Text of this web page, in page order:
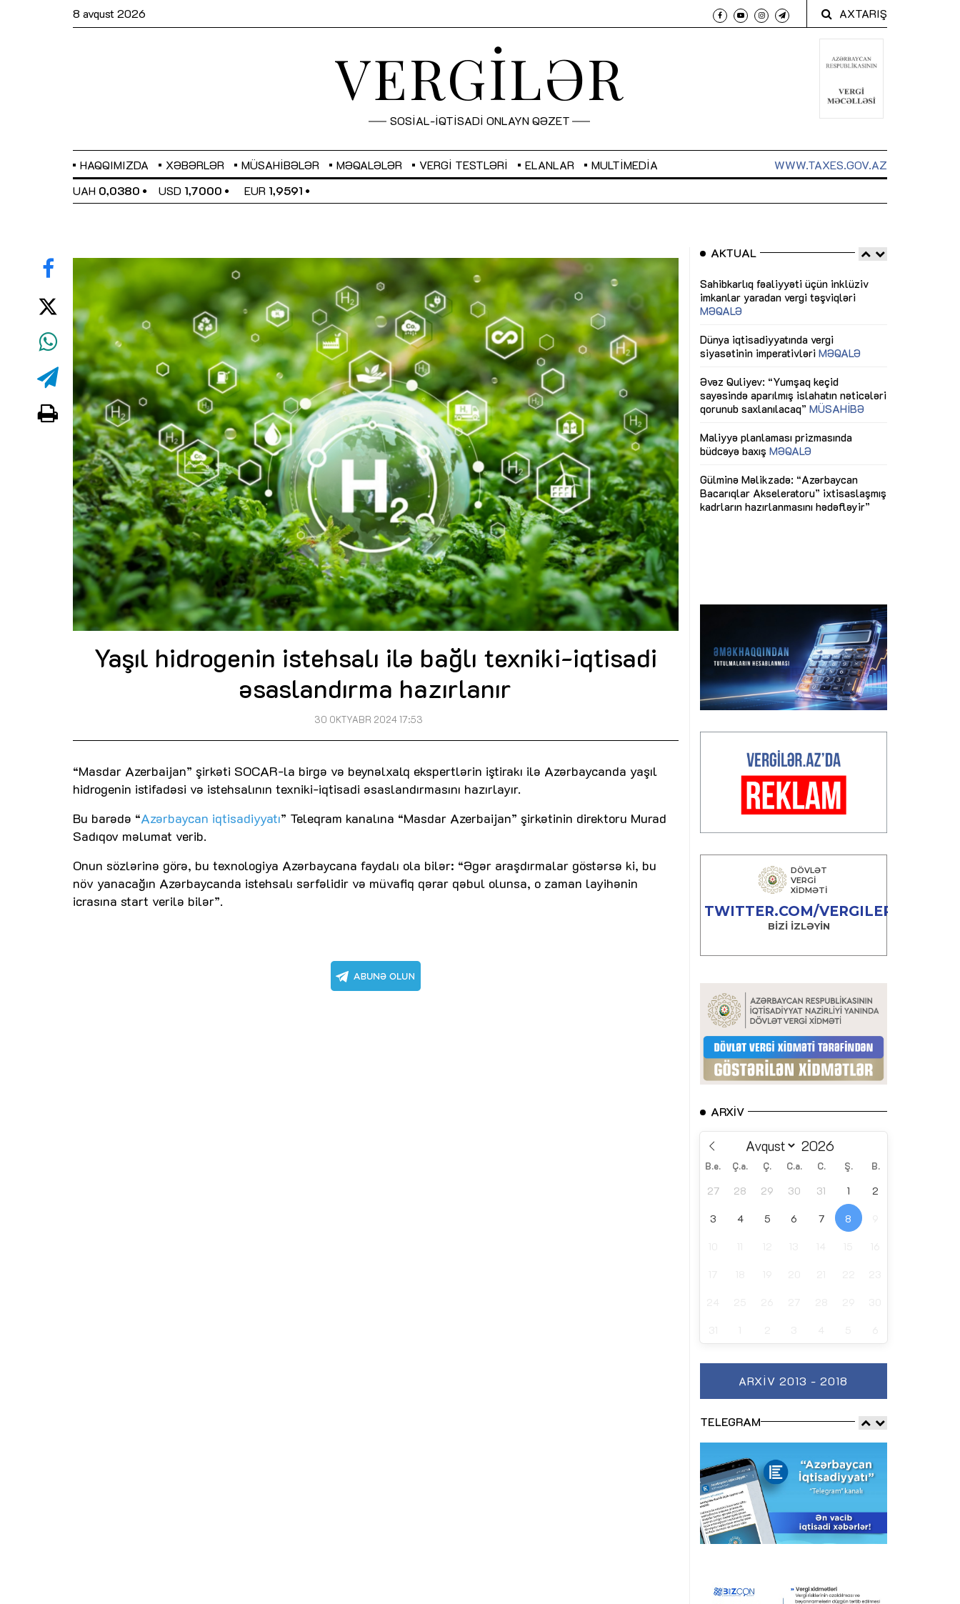
8 avqust 2026 AXTARIŞ
VERGİLƏR
SOSİAL-İQTİSADİ ONLAYN QƏZET
HAQQIMIZDA XƏBƏRLƏR MÜSAHIBƏLƏR MƏQALƏLƏR VERGI TESTLƏRI ELANLAR MULTIMEDIA
WWW.TAXES.GOV.AZ
UAH 0,0380 USD 1,7000 EUR 1,9591
Yaşıl hidrogenin istehsalı ilə bağlı texniki-iqtisadi
əsaslandırma hazırlanır
30 OKTYABR 2024 17:53
“Masdar Azerbaijan” şirkəti SOCAR-la birgə və beynəlxalq ekspertlərin iştirakı ilə Azərbaycanda yaşıl
hidrogenin istifadəsi və istehsalının texniki-iqtisadi əsaslandırmasını hazırlayır.
Bu barədə “Azərbaycan iqtisadiyyatı” Teleqram kanalına “Masdar Azerbaijan” şirkətinin direktoru Murad
Sadıqov məlumat verib.
Onun sözlərinə görə, bu texnologiya Azərbaycana faydalı ola bilər: “Əgər araşdırmalar göstərsə ki, bu
növ yanacağın Azərbaycanda istehsalı sərfəlidir və müvafiq qərar qəbul olunsa, o zaman layihənin
icrasına start verilə bilər”.
AKTUAL
Sahibkarlıq fəaliyyəti üçün inklüziv
imkanlar yaradan vergi təşviqləri
MƏQALƏ
Dünya iqtisadiyyatında vergi
siyasətinin imperativləriMƏQALƏ
Əvəz Quliyev: “Yumşaq keçid
sayəsində aparılmış islahatın nəticələri
qorunub saxlanılacaq”MÜSAHİBƏ
Maliyyə planlaması prizmasında
büdcəyə baxışMƏQALƏ
Gülminə Məlikzadə: “Azərbaycan
Bacarıqlar Akseleratoru” ixtisaslaşmış
kadrların hazırlanmasını hədəfləyir”
“Düzgün kommunikasiyanın arxasında
real iş və sistemli fəaliyyət dayanır”
MÜSAHİBƏ
Nicat İmanov: "Vergi qanunvericiliyinə
dəyişikliklər sahibkarlıq mühitinin
yaxşılaşdırılmasına xidmət edir"
MÜSAHİBƏ
Aytən Kərimova: “Məqsədimiz daha
inklüziv iş mühiti yaratmaq, çevik və
öyrənən komanda formalaşdırmaqdır”
MÜSAHİBƏ
Azərbaycanda dövlət-özəl tərəfdaşlığı
çərçivəsində həyata keçirilən ilk pilot
layihəVİDEO
Aydın Hüseynov: “Əsrin müqaviləsi”
Azərbaycanın iqtisadi suverenliyini
təmin edən əsas dayaqlardandır”
MÜSAHİBƏ
Sahibkarlıq fəaliyyəti üçün inklüziv
imkanlar yaradan vergi təşviqləri
MƏQALƏ
Dünya iqtisadiyyatında vergi
siyasətinin imperativləriMƏQALƏ
Əvəz Quliyev: “Yumşaq keçid
sayəsində aparılmış islahatın nəticələri
qorunub saxlanılacaq”MÜSAHİBƏ
Maliyyə planlaması prizmasında
büdcəyə baxışMƏQALƏ
Gülminə Məlikzadə: “Azərbaycan
Bacarıqlar Akseleratoru” ixtisaslaşmış
kadrların hazırlanmasını hədəfləyir”
ARXIV
B.e. Ç.a. Ç. C.a. C. Ş. B.
27 28 29 30 31 1 2
3 4 5 6 7 8
ARXIV 2013 - 2018
TELEGRAM